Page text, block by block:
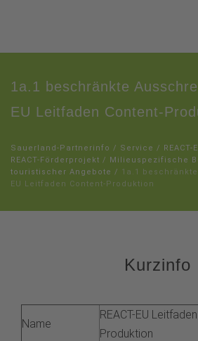
1a.1 beschränkte
EU Leitfaden Content-
Sauerland-Partnerinfo / Service / REACT-
REACT-Förderprojekt / Milieuspezifische
touristischer Angebote / 1a.1
EU Leitfaden Content-Produktion
Kurzinfo
Name
REACT-EU
Produktion